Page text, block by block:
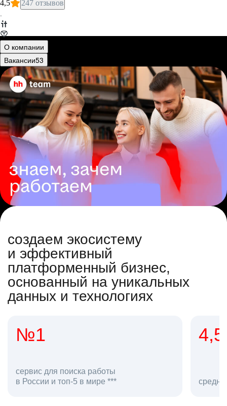
4,5 247 отзывов
·
О компании
Вакансии53
создаем экосистему
и эффективный
платформенный бизнес,
основанный на уникальных
данных и технологиях
4,5
средняя оценка hh.ru как работодателя **
в